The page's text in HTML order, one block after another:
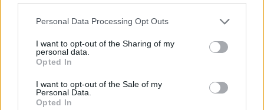
Personal Data Processing Opt Outs
I want to opt-out of the Sharing of my
personal data.
Opted In
I want to opt-out of the Sale of my
Personal Data.
Opted In
sindacato.
Giolitti
Nel 1920 nacque la Confederazione
Generale dell’industria. Nello stesso anno la